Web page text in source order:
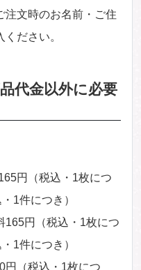
注文時のお名前・ご住
ださい。
代金以外に必要
円（税込・1枚につ
1件につき）
165円（税込・1枚につ
1件につき）
円（税込・1枚につ